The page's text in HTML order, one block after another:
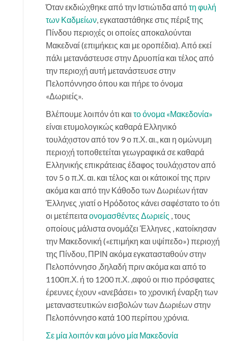
Όταν εκδιώχθηκε από την Ιστιώτιδα απότη φυλή
των Καδμείων, εγκαταστάθηκε στις πέριξ της
Πίνδου περιοχές οι οποίες αποκαλούνται
Μακεδναί (επιμήκεις και με οροπέδια). Από εκεί
πάλι μετανάστευσε στην Δρυοπία και τέλος από
την περιοχή αυτή μετανάστευσε στην
Πελοπόννησο όπου και πήρε το όνομα
«Δωριείς».
Βλέπουμε λοιπόν ότι και το όνομα «Μακεδονία»
είναι ετυμολογικώς καθαρά Ελληνικό
τουλάχιστον από τον 9 ο π.Χ. αι., και η ομώνυμη
περιοχή τοποθετείται γεωγραφικά σε καθαρά
Ελληνικής επικράτειας έδαφος τουλάχιστον από
τον 5 ο π.Χ. αι. και τέλος και οι κάτοικοί της πριν
ακόμα και από την Κάθοδο των Δωριέων ήταν
Έλληνες ,γιατί ο Ηρόδοτος κάνει σαφέστατο το ότι
οι μετέπειταονομασθέντες Δωριείς , τους
οποίους μάλιστα ονομάζει Έλληνες , κατοίκησαν
την Μακεδονική («επιμήκη και υψίπεδο») περιοχή
της Πίνδου, ΠΡΙΝ ακόμα εγκατασταθούν στην
Πελοπόννησο ,δηλαδή πριν ακόμα και από το
1100π.Χ. ή το 1200 π.Χ. ,αφού οι πιο πρόσφατες
έρευνες έχουν «ανεβάσει» το χρονική έναρξη των
μεταναστευτικών εισβολών των Δωριέων στην
Πελοπόννησο κατά 100 περίπου χρόνια.
Σε μία λοιπόν και μόνο μία Μακεδονία